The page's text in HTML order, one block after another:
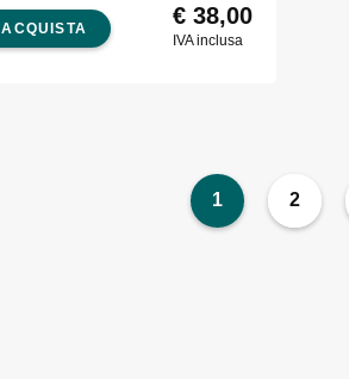
ACQUISTA €38,00
IVA inclusa
1 2